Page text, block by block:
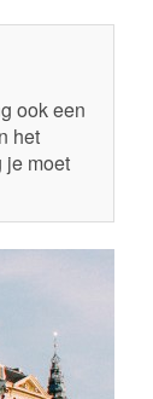
ook een
het
je moet